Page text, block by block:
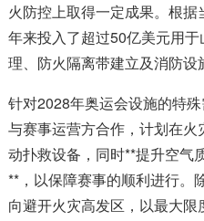
火防控上取得一定成果。根
年来投入了超过50亿美元用
理、防火隔离带建立及消防设
针对2028年奥运会设施的特
与赛事运营方合作，计划在
动扑救设备，同时**提升空气
**，以保障赛事的顺利进行。
向避开火灾高发区，以最大限